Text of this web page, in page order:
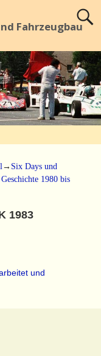
Fahrzeugbau
→ Six Days und
Geschichte 1980 bis
1983
und